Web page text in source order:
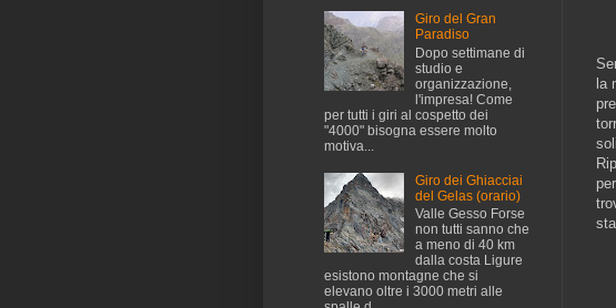
la
Giro del Gran
Paradiso
Dopo settimane di
studio e
organizzazione,
l'impresa! Come
per tutti i giri al cospetto dei
"4000" bisogna essere molto
motiva...
Giro dei Ghiacciai
del Gelas (orario)
Valle Gesso Forse
non tutti sanno che
a meno di 40 km
dalla costa Ligure
esistono montagne che si
elevano oltre i 3000 metri alle